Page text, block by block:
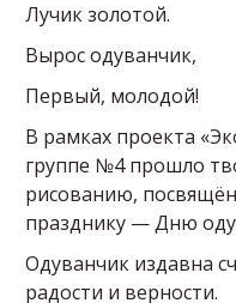
Лучик золотой.
Вырос одуванчик,
Первый, молодой!
В рамках проекта
группе №4 прошло
рисованию,
празднику — Дню
Одуванчик издавна
радости и верности.